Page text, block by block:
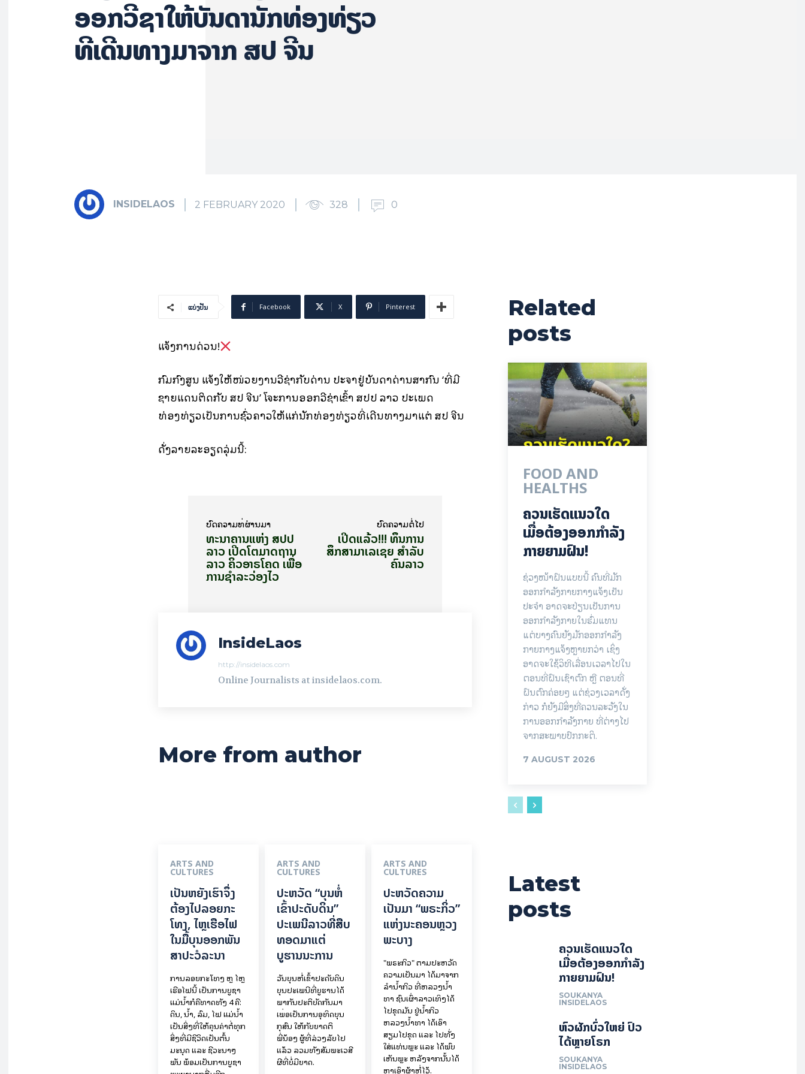
ອອກວີຊາໃຫ້ບັນດານັກທ່ອງທ່ຽວ
ທີ່ເດີນທາງມາຈາກ ສປ ຈີນ
INSIDELAOS 2 FEBRUARY 2020 328 0
ແບ່ງປັນ Facebook X Pinterest
ແຈ້ງການດ່ວນ!
ກົມກົງສູນ ແຈ້ງໃຫ້ໜ່ວຍງານວີຊ່າກັບດ່ານ ປະຈໍາຢູ່ບັນດາດ່ານສາກົນ ‘ທີ່ມີ
ຊາຍແດນຕິດກັບ ສປ ຈີນ’ ໂຈະການອອກວີຊ່າເຂົ້າ ສປປ ລາວ ປະເພດ
ທ່ອງທ່ຽວເປັນການຊົ່ວຄາວໃຫ້ແກ່ນັກທ່ອງທ່ຽວທີ່ເດີນທາງມາແຕ່ ສປ ຈີນ
ດັ່ງລາຍລະອຽດລຸ່ມນີ້:
ບົດ​ຄວາມ​ທີ່​ຜ່ານ​ມາ
ທະນາຄານແຫ່ງ ສປປ
ລາວ ເປີດໂຕມາດຖານ
ລາວ ຄິວອາຣໂຄດ ເພື່ອ
ການຊຳລະວ່ອງໄວ
ບົດ​ຄວາມ​ຕໍ່​ໄປ
ເປີດແລ້ວ!!! ທຶນການ
ສຶກສາມາເລເຊຍ ສໍາລັບ
ຄົນລາວ
InsideLaos
http://insidelaos.com
Online Journalists at insidelaos.com.
More from author
ARTS AND
CULTURES
ເປັນ​ຫຍັງ​ເຮົາ​ຈຶ່ງ​
ຕ້ອງ​ໄປລອຍ​ກະ​
ໂທງ, ໄຫຼ​ເຮືອ​ໄຟ
ໃນ​ມື້​​ບຸນ​ອອກ​ພັນ​
ສາ​ປະ​ວໍ​ລະ​ນາ
ການລອຍ​ກະ​ໂທງ ຫຼື ໄຫຼ
ເຮືອໄຟນີ້ ເປັນການບູຊາ
ແມ່ນໍ້າກໍຄືທາດທັງ 4 ຄື:
ດິນ, ນໍ້າ, ລົມ, ໄຟ ແມ່ນໍ້າ
ເປັນສິ່ງທີ່ໃຫ້ຄຸນຄ່າຕໍ່ທຸກ
ສິ່ງທີ່ມີຊີວິດເປັນຕົ້ນ
ມະນຸດ ແລະ ຊີວະນາໆ
ພັນ ພ້ອມເປັນການບູຊາ
ARTS AND
CULTURES
ປະຫວັດ “ບຸນຫໍ່
ເຂົ້າປະດັບດິນ”
ປະເພນີລາວທີ່ສືບ
ທອດມາແຕ່
ບູຮານນະການ
ວັນບຸນຫໍ່ເຂົ້າປະດັບດິນ
ບຸນປະເພນີທີ່ບູຮານໄດ້
ພາກັນປະຕິບັດກັນມາ
ເພື່ອເປັນການອຸທິດບຸນ
ກຸສົນ ໃຫ້ກັບຍາດຕິ
ພີ່ນ້ອງ ຜູ້ທີ່ລ່ວງລັບໄປ
ແລ້ວ ລວມທັງສັມພະເວສີ
ຜີທີ່ບໍ່ມີຍາດ.
ARTS AND
CULTURES
ປະຫວັດຄວາມ
ເປັນມາ “ພຣະກິ່ວ”
ແຫ່ງນະຄອນຫຼວງ
ພະບາງ
"ພຣະກິວ" ຕາມປະຫວັດ
ຄວາມເປັນມາ ໄດ້ມາຈາກ
ລຳນ້ຳກິວ ທີ່ຫລວງນ້ຳ
ທາ ຊົນເຜົ່າລາວເທິງໄດ້
ໄປຂຸດມັນ ຢູ່ນ້ຳກິວ
ຫລວງນ້ຳທາ ໄດ້ເອົາ
ສຽມໄປຂຸດ ແລະ ໄປທັ່ງ
ໃສ່ແທ່ນພຼະ ແລະ ໄດ້ພົບ
ເຫັນພຼະ ຫລັງຈາກນັ້ນໄດ້
ຫາເອົາຜ້າຫໍ່ໄວ້.
Related
posts
FOOD AND
HEALTHS
ຄວນເຮັດແນວໃດ
ເມື່ອຕ້ອງອອກກຳລັງ
ກາຍຍາມຝົນ!
ຊ່ວງໜ້າຝົນແບບນີ້ ຄົນທີ່ມັກ
ອອກກຳລັງກາຍກາງແຈ້ງເປັນ
ປະຈຳ ອາດຈະປ່ຽນເປັນການ
ອອກກຳລັງກາຍໃນຮົ່ມແທນ
ແຕ່ບາງຄົນຍັງມັກອອກກຳລັງ
ກາຍກາງແຈ້ງຫຼາຍກວ່າ ເຊິ່ງ
ອາດຈະໃຊ້ວິທີເລື່ອນເວລາໄປໃນ
ຕອນທີ່ຝົນເຊົາຕົກ ຫຼື ຕອນທີ່
ຝົນຕົກຄ່ອຍໆ ແຕ່ຊ່ວງເວລາດັ່ງ
ກ່າວ ກໍຍັງມີສິ່ງທີ່ຄວນລະວັງໃນ
ການອອກກຳລັງກາຍ ທີ່ຕ່າງໄປ
ຈາກສະພາບປົກກະຕິ.
7 AUGUST 2026
Latest
posts
ຄວນເຮັດແນວໃດ
ເມື່ອຕ້ອງອອກກຳລັງ
ກາຍຍາມຝົນ!
SOUKANYA
INSIDELAOS
ຫົວຜັກບົ່ວໃຫຍ່ ປົວ
ໄດ້ຫຼາຍໂຣກ
SOUKANYA
INSIDELAOS